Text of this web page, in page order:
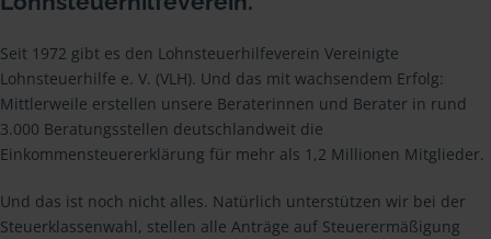
Seit 1972 gibt es den Lohnsteuerhilfeverein Vereinigte
Lohnsteuerhilfe e. V. (VLH). Und das mit wachsendem Erfolg:
Mittlerweile erstellen unsere Beraterinnen und Berater in rund
3.000 Beratungsstellen deutschlandweit die
Einkommensteuererklärung für mehr als 1,2 Millionen Mitglieder.
Und das ist noch nicht alles. Natürlich unterstützen wir bei der
Steuerklassenwahl, stellen alle Anträge auf Steuerermäßigung